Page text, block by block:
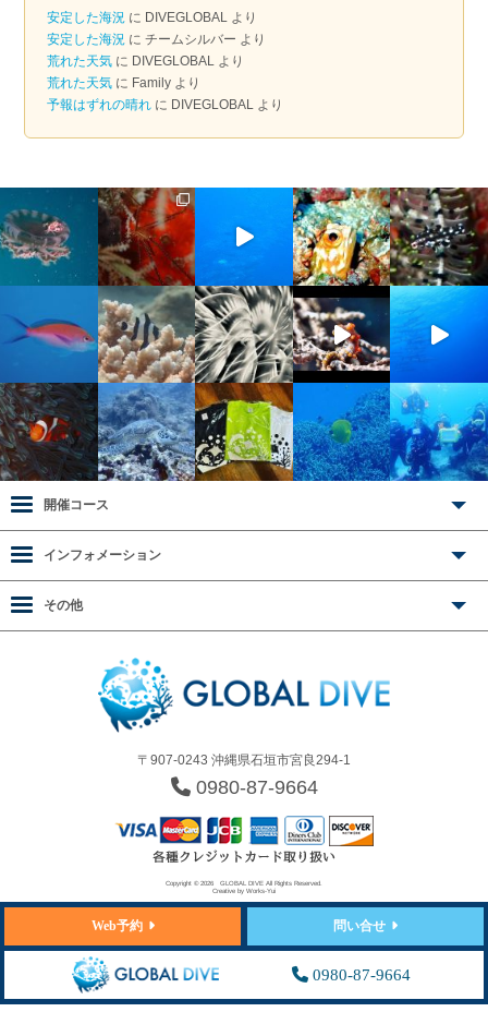
イ
ブ
安定した海況 に DIVEGLOBAL より
安定した海況 にチームシルバー より
荒れた天気 に DIVEGLOBAL より
荒れた天気 に Family より
予報はずれの晴れ に DIVEGLOBAL より
〒907-0243 沖縄県石垣市宮良294-1
0980-87-9664
開催コース
インフォメーション
その他
Copyright © 2026 GLOBAL DIVE All Rights Reserved.
Creative by Works-Yui
Web予約 問い合せ
0980-87-9664